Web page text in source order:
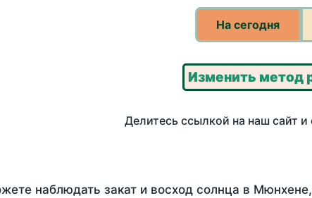
На сегодня
Изменить метод
Делитесь ссылкой на наш сайт и
наблюдать закат и восход солнца в